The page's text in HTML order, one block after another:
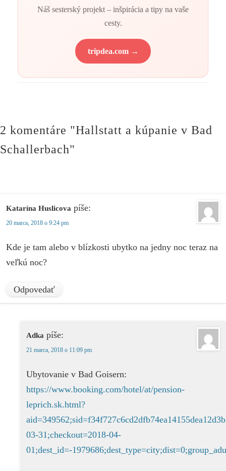
Náš sesterský projekt – inšpirácia a tipy na vaše
cesty.
tripdea.com →
2 komentáre "Hallstatt a kúpanie v Bad
Schallerbach"
Katarína Huslicova píše:
20 marca, 2018 o 9:24 pm
Kde je tam alebo v blízkosti ubytko na jedny noc teraz na
veľkú noc?
Odpovedať
Adka píše:
21 marca, 2018 o 11:09 pm
Ubytovanie v Bad Goisern:
https://www.booking.com/hotel/at/pension-
leprich.sk.html?
03-31;checkout=2018-04-
01;dest_id=-